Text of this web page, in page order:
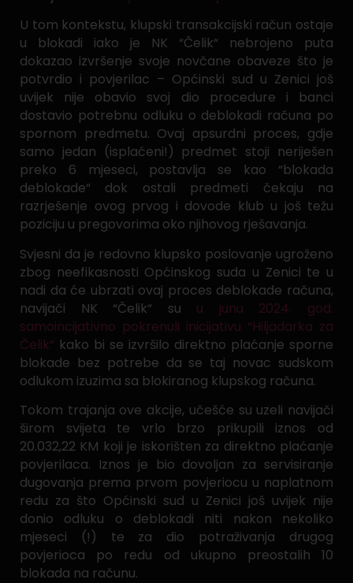
U tom kontekstu, klupski transakcijski račun ostaje
u blokadi iako je NK “Čelik“ nebrojeno puta
dokazao izvršenje svoje novčane obaveze što je
potvrdio i povjerilac – Općinski sud u Zenici još
uvijek nije obavio svoj dio procedure i banci
dostavio potrebnu odluku o deblokadi računa po
spornom predmetu. Ovaj apsurdni proces, gdje
samo jedan (isplaćeni!) predmet stoji neriješen
preko 6 mjeseci, postavlja se kao “blokada
deblokade“ dok ostali predmeti čekaju na
razrješenje ovog prvog i dovode klub u još težu
poziciju u pregovorima oko njihovog rješavanja.
Svjesni da je redovno klupsko poslovanje ugroženo
zbog neefikasnosti Općinskog suda u Zenici te u
nadi da će ubrzati ovaj proces deblokade računa,
navijači NK “Čelik“ su u junu 2024. god.
samoincijativno pokrenuli inicijativu “Hiljadarka za
Čelik“ kako bi se izvršilo direktno plaćanje sporne
blokade bez potrebe da se taj novac sudskom
odlukom izuzima sa blokiranog klupskog računa.
Tokom trajanja ove akcije, učešće su uzeli navijači
širom svijeta te vrlo brzo prikupili iznos od
20.032,22 KM koji je iskorišten za direktno plaćanje
povjerilaca. Iznos je bio dovoljan za servisiranje
dugovanja prema prvom povjeriocu u naplatnom
redu za što Općinski sud u Zenici još uvijek nije
donio odluku o deblokadi niti nakon nekoliko
mjeseci (!) te za dio potraživanja drugog
povjerioca po redu od ukupno preostalih 10
blokada na računu.